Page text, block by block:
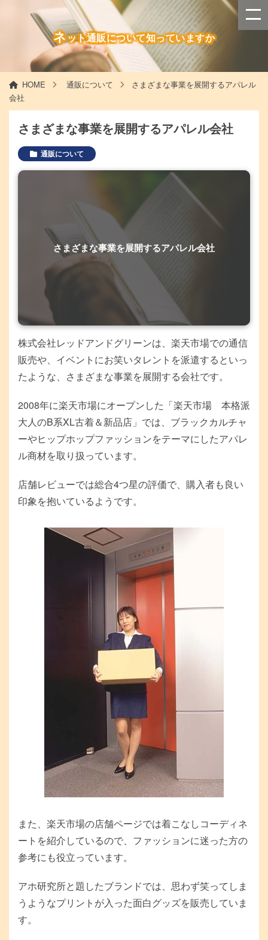
ネット通販について知っていますか
HOME 通販について
さまざまな事業を展開するアパレル
会社
さまざまな事業を展開するアパレル会社
通販について
さまざまな事業を展開するアパレル会社
株式会社レッドアンドグリーンは、楽天市場での通信
販売や、イベントにお笑いタレントを派遣するといっ
たような、さまざまな事業を展開する会社です。
2008年に楽天市場にオープンした「楽天市場 本格派
大人のB系XL古着＆新品店」では、ブラックカルチャ
ーやヒップホップファッションをテーマにしたアパレ
ル商材を取り扱っています。
店舗レビューでは総合4つ星の評価で、購入者も良い
印象を抱いているようです。
また、楽天市場の店舗ページでは着こなしコーディネ
ートを紹介しているので、ファッションに迷った方の
参考にも役立っています。
アホ研究所と題したブランドでは、思わず笑ってしま
うようなプリントが入った面白グッズを販売していま
す。